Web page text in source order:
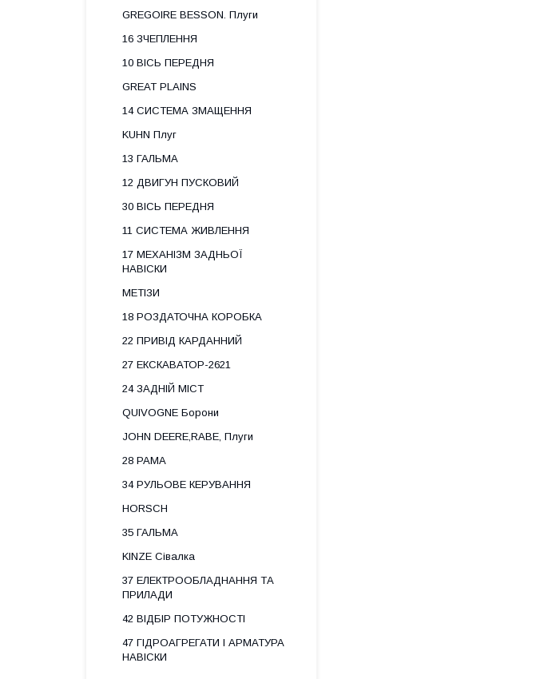
GREGOIRE BESSON. Плуги
16 ЗЧЕПЛЕННЯ
10 ВІСЬ ПЕРЕДНЯ
GREAT PLAINS
14 СИСТЕМА ЗМАЩЕННЯ
KUHN Плуг
13 ГАЛЬМА
12 ДВИГУН ПУСКОВИЙ
30 ВІСЬ ПЕРЕДНЯ
11 СИСТЕМА ЖИВЛЕННЯ
17 МЕХАНІЗМ ЗАДНЬОЇ
НАВІСКИ
МЕТІЗИ
18 РОЗДАТОЧНА КОРОБКА
22 ПРИВІД КАРДАННИЙ
27 ЕКСКАВАТОР-2621
24 ЗАДНІЙ МІСТ
QUIVOGNE Борони
JOHN DEERE,RABE, Плуги
28 РАМА
34 РУЛЬОВЕ КЕРУВАННЯ
HORSCH
35 ГАЛЬМА
KINZE Сівалка
37 ЕЛЕКТРООБЛАДНАННЯ ТА
ПРИЛАДИ
42 ВІДБІР ПОТУЖНОСТІ
47 ГІДРОАГРЕГАТИ І АРМАТУРА
НАВІСКИ